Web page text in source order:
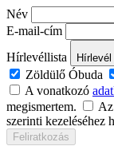
Név
E-mail-cím
Hírlevéllista
Zöldülő Óbuda
A vonatkozó
megismertem.
Az
szerinti kezeléséhez
Feliratkozás